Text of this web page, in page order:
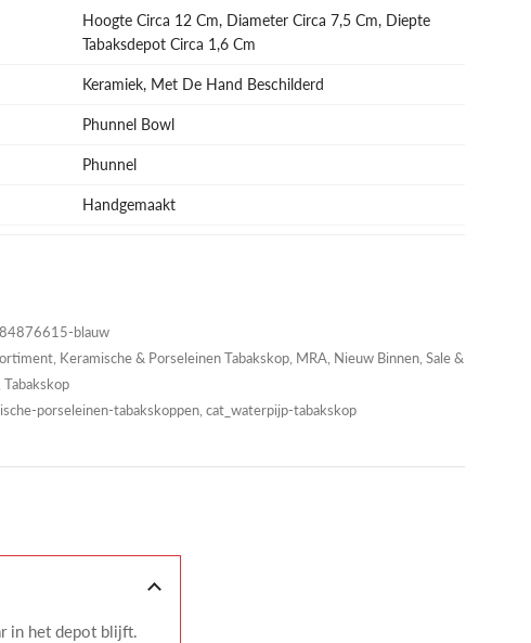
Hoogte Circa 12 Cm, Diameter Circa 7,5 Cm, Diepte
Tabaksdepot Circa 1,6 Cm
Keramiek, Met De Hand Beschilderd
Phunnel Bowl
Phunnel
Handgemaakt
blauw
Keramische & Porseleinen Tabakskop MRA Nieuw Binnen Sale &
Tabakskop
porseleinen-tabakskoppen, cat_waterpijp-tabakskop
in het depot blijft.